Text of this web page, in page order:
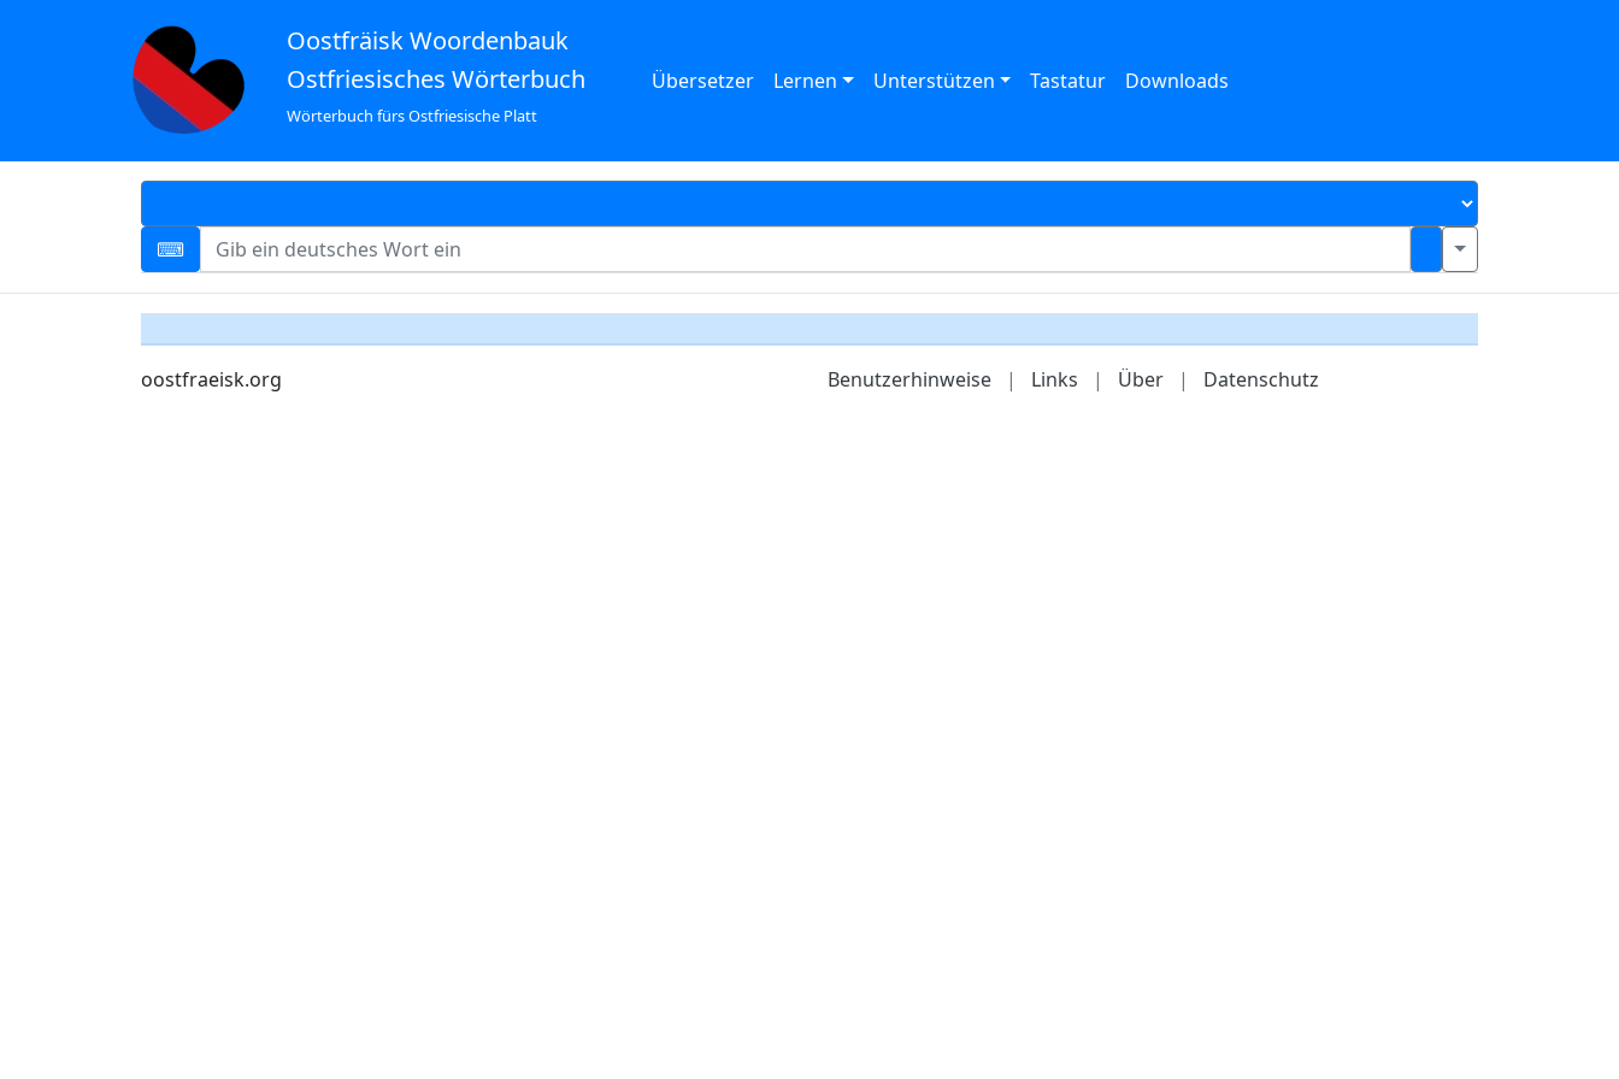
Oostfräisk Woordenbauk
Ostfriesisches Wörterbuch
Wörterbuch fürs Ostfriesische Platt
Übersetzer Lernen Unterstützen Tastatur Downloads
oostfraeisk.org Benutzerhinweise | Links | Über | Datenschutz